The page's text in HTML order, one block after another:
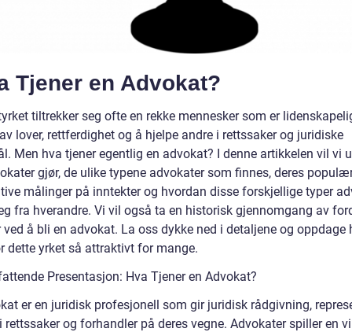
Tjener en Advokat?
tiltrekker seg ofte en rekke mennesker som er
lover, rettferdighet og å hjelpe andre i rettssaker og juridiske
Men hva tjener egentlig en advokat? I denne artikkelen vil vi
gjør, de ulike typene advokater som finnes, deres
målinger på inntekter og hvordan disse forskjellige typer
fra hverandre. Vi vil også ta en historisk gjennomgang av
ved å bli en advokat. La oss dykke ned i detaljene og oppdage
dette yrket så attraktivt for mange.
Presentasjon: Hva Tjener en Advokat?
er en juridisk profesjonell som gir juridisk rådgivning,
rettssaker og forhandler på deres vegne. Advokater spiller en